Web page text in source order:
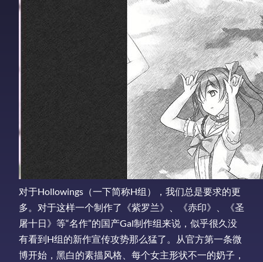
对于Hollowings（一下简称H组），我们总是要求的更
多。对于这样一个制作了《紫罗兰》、《赤印》、《圣
屠十日》等“名作”的国产Gal制作组来说，似乎很久没
有看到H组的新作宣传攻势那么猛了。从官方第一条微
博开始，黑白的素描风格、每个女主形状不一的奶子，